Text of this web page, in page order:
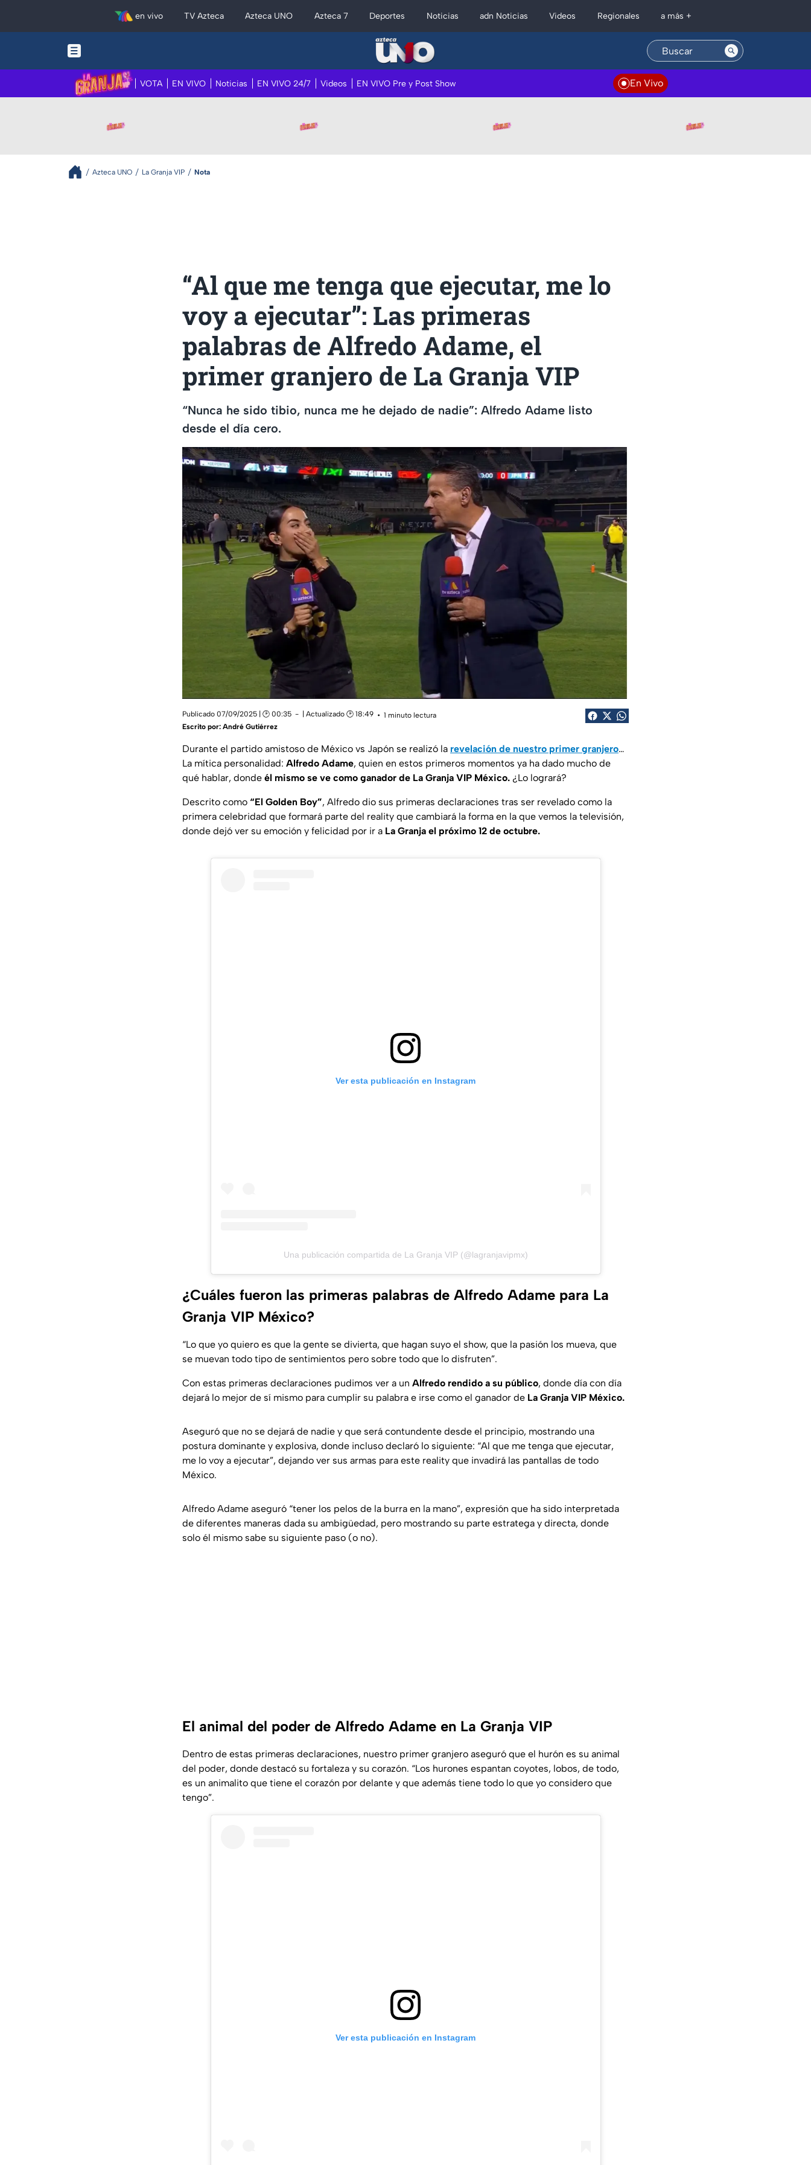
en vivo TV Azteca Azteca UNO Azteca 7 Deportes Noticias adn Noticias Videos Regionales a más +
VOTA EN VIVO Noticias EN VIVO 24/7 Videos EN VIVO Pre y Post Show En Vivo
Azteca UNO La Granja VIP Nota
“Al que me tenga que ejecutar, me lo
voy a ejecutar”: Las primeras
palabras de Alfredo Adame, el
primer granjero de La Granja VIP
“Nunca he sido tibio, nunca me he dejado de nadie”: Alfredo Adame listo
desde el día cero.
Publicado 07/09/2025 | 🕑 00:35 | Actualizado 🕑 18:49
1 minuto lectura
Escrito por: André Gutiérrez
Durante el partido amistoso de México vs Japón se realizó la revelación de nuestro primer granjero…
La mítica personalidad: Alfredo Adame, quien en estos primeros momentos ya ha dado mucho de
qué hablar, donde él mismo se ve como ganador de La Granja VIP México. ¿Lo logrará?
Descrito como “El Golden Boy”, Alfredo dio sus primeras declaraciones tras ser revelado como la
primera celebridad que formará parte del reality que cambiará la forma en la que vemos la televisión,
donde dejó ver su emoción y felicidad por ir a La Granja el próximo 12 de octubre.
Ver esta publicación en Instagram
Una publicación compartida de La Granja VIP (@lagranjavipmx)
¿Cuáles fueron las primeras palabras de Alfredo Adame para La
Granja VIP México?
“Lo que yo quiero es que la gente se divierta, que hagan suyo el show, que la pasión los mueva, que
se muevan todo tipo de sentimientos pero sobre todo que lo disfruten”.
Con estas primeras declaraciones pudimos ver a un Alfredo rendido a su público, donde día con día
dejará lo mejor de sí mismo para cumplir su palabra e irse como el ganador de La Granja VIP México.
Aseguró que no se dejará de nadie y que será contundente desde el principio, mostrando una
postura dominante y explosiva, donde incluso declaró lo siguiente: “Al que me tenga que ejecutar,
me lo voy a ejecutar”, dejando ver sus armas para este reality que invadirá las pantallas de todo
México.
Alfredo Adame aseguró “tener los pelos de la burra en la mano”, expresión que ha sido interpretada
de diferentes maneras dada su ambigüedad, pero mostrando su parte estratega y directa, donde
solo él mismo sabe su siguiente paso (o no).
El animal del poder de Alfredo Adame en La Granja VIP
Dentro de estas primeras declaraciones, nuestro primer granjero aseguró que el hurón es su animal
del poder, donde destacó su fortaleza y su corazón. “Los hurones espantan coyotes, lobos, de todo,
es un animalito que tiene el corazón por delante y que además tiene todo lo que yo considero que
tengo”.
Ver esta publicación en Instagram